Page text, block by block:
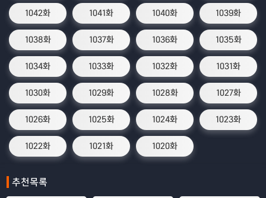
1042화 1041화 1040화 1039화
1038화 1037화 1036화 1035화
1034화 1033화 1032화 1031화
1030화 1029화 1028화 1027화
1026화 1025화 1024화 1023화
1022화 1021화 1020화
추천목록